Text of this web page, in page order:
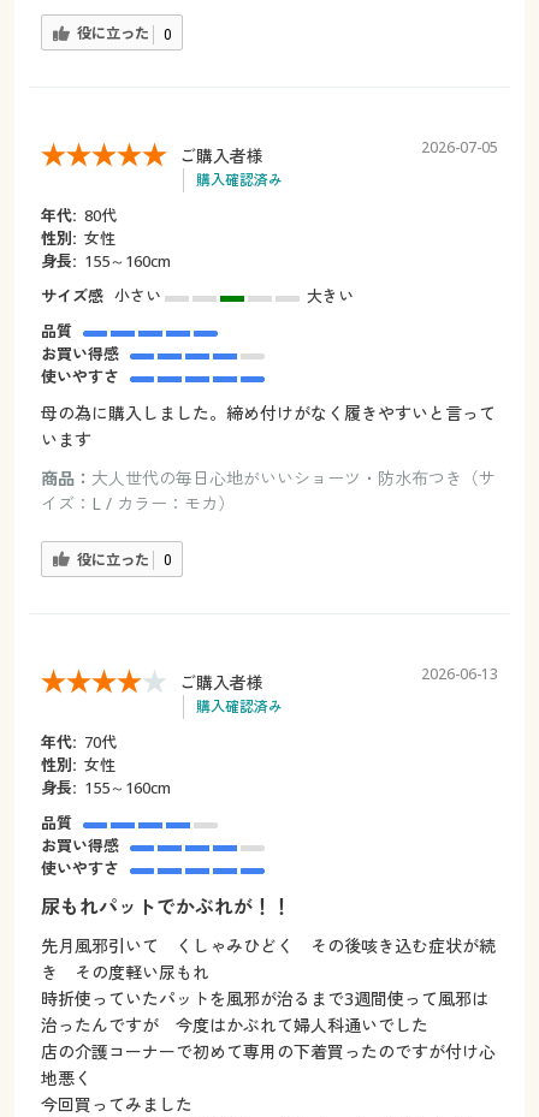
役に立った 0
ご購入者様
購入確認済み
2026-07-05
年代: 80代
性別: 女性
身長: 155～160cm
サイズ感 小さい
大きい
品質
お買い得感
使いやすさ
母の為に購入しました。締め付けがなく履きやすいと言って
います
商品： 大人世代の毎日心地がいいショーツ・防水布つき（サ
イズ：L / カラー：モカ）
役に立った 0
ご購入者様
購入確認済み
2026-06-13
年代: 70代
性別: 女性
身長: 155～160cm
品質
お買い得感
使いやすさ
尿もれパットでかぶれが！！
先月風邪引いて くしゃみひどく その後咳き込む症状が続
き その度軽い尿もれ
時折使っていたパットを風邪が治るまで3週間使って風邪は
治ったんですが 今度はかぶれて婦人科通いでした
店の介護コーナーで初めて専用の下着買ったのですが付け心
地悪く
今回買ってみました